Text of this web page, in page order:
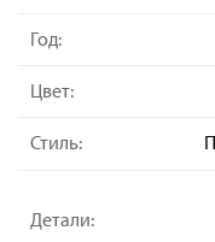
Год:
Цвет:
Стиль:
Детали: